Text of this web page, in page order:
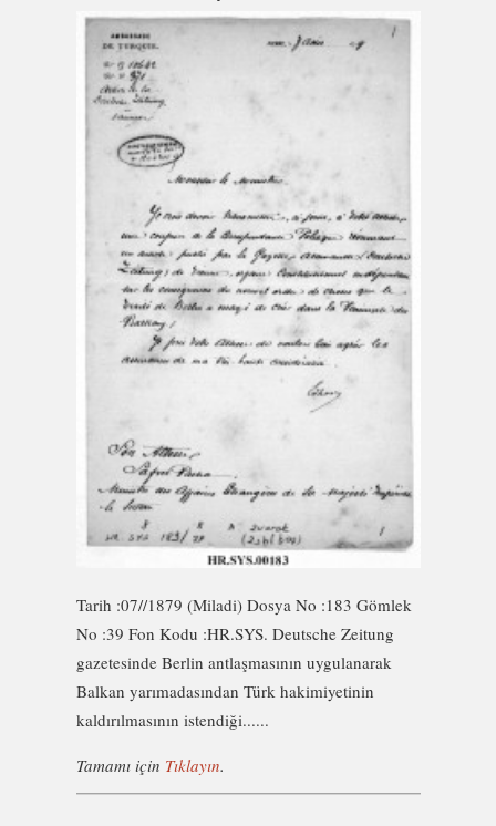
Tarih :07//1879 (Miladi) Dosya No :183 Gömlek
No :39 Fon Kodu :HR.SYS. Deutsche Zeitung
gazetesinde Berlin antlaşmasının uygulanarak
Balkan yarımadasından Türk hakimiyetinin
kaldırılmasının istendiği......
Tamamı için Tıklayın.